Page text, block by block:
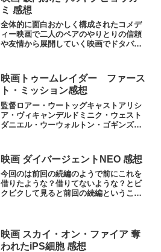
ミ 感想
全体的に面白おかしく構成されたコメデ
ィー映画で二人のペアのやりとりの信頼
や友情から展開していく映画でドタバタ
のでよかったら♪破門 ふたりのヤクビョ
ーガミ posted...
映画トゥームレイダー ファース
ト・ミッション感想
監督ロアー・ウートッグキャストアリシ
ア・ヴィキャンデルドミニク・ウェスト
ダニエル・ウーウォルトン・ゴギンズク
ク・フロストジェイミー・ウィンストン
主演は映画エクス・マキナ...
映画 ダイバージェントNEO 感想
今回のは前回の続編のようで前にこれを
借りたような？借りてないような？とビ
クビクして見ると前回の続編ということ
け？恋愛映画にふっていると...
映画 スカイ・オン・ファイア 奪
われたiPS細胞 感想